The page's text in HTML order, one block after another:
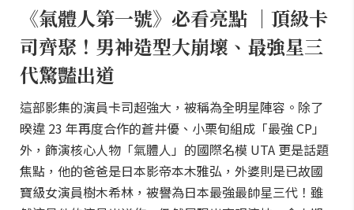
《氣體人第一號》必看亮點 ｜頂級卡
司齊聚！男神造型大崩壞、最強星三
代驚豔出道
這部影集的演員卡司超強大，被稱為全明星陣容。除了
暌違 23 年再度合作的蒼井優、小栗旬組成「最強 CP」
外，飾演核心人物「氣體人」的國際名模 UTA 更是話題
焦點，他的爸爸是日本影帝本木雅弘，外婆則是已故國
寶級女演員樹木希林，被譽為日本最強最帥星三代！雖